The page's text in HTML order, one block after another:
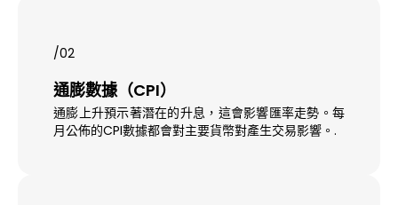
/02
通膨數據（CPI）
通膨上升預示著潛在的升息，這會影響匯率走勢。每
月公佈的CPI數據都會對主要貨幣對產生交易影響。.